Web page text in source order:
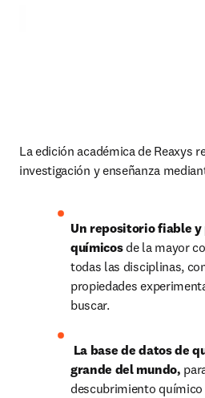
La edición académica de Reaxys
investigación y enseñanza
Un repositorio fiable y
químicos de la mayor
todas las disciplinas,
propiedades
buscar.
grande del mundo,
descubrimiento